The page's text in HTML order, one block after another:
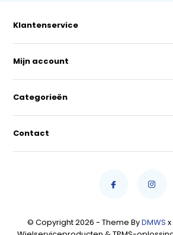
Klantenservice
Mijn account
Categorieën
Contact
© Copyright 2026 - Theme ByDMWS x